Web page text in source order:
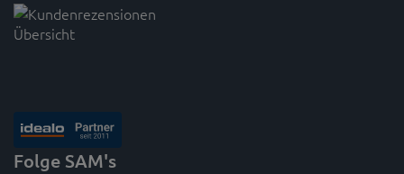
Folge SAM's